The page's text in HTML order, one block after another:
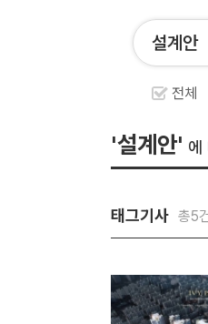
전체
'설계안' 에
태그기사 총5